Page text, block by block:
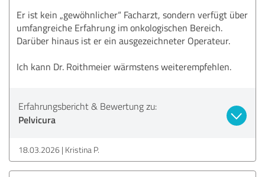
Er ist kein „gewöhnlicher“ Facharzt, sondern verfügt über
umfangreiche Erfahrung im onkologischen Bereich.
Darüber hinaus ist er ein ausgezeichneter Operateur.
Ich kann Dr. Roithmeier wärmstens weiterempfehlen.
Erfahrungsbericht & Bewertung zu:
Pelvicura
18.03.2026 Kristina P.